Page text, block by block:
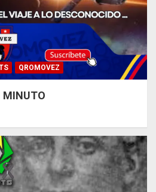
QROMOVEZ
MINUTO